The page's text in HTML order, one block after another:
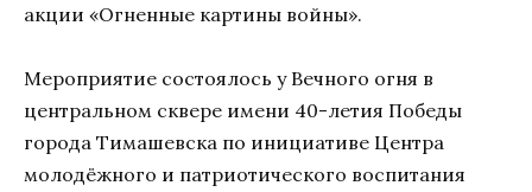
акции «Огненные картины войны».
Мероприятие состоялось у Вечного огня в
центральном сквере имени 40-летия Победы
города Тимашевска по инициативе Центра
молодёжного и патриотического воспитания